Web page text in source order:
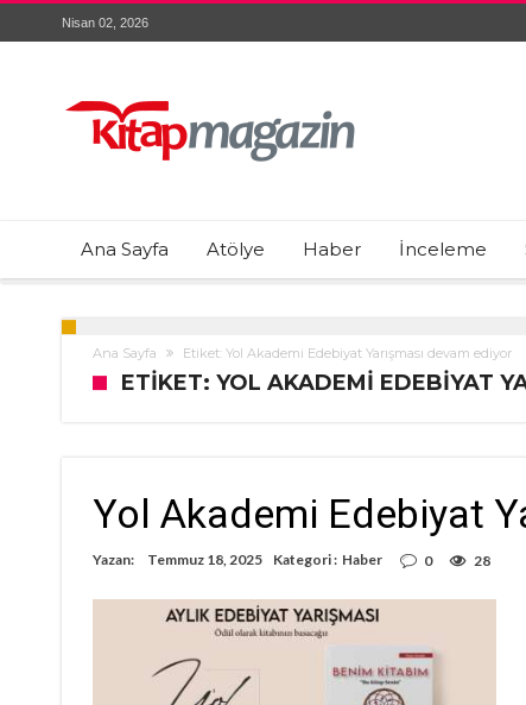
Nisan 02, 2026
Ana Sayfa Atölye Haber İnceleme
Ana Sayfa Etiket: Yol Akademi Edebiyat Yarışması devam ediyor
ETIKET: YOL AKADEMI EDEBIYAT
Yol Akademi Edebiyat
Yazan: Temmuz 18, 2025 Kategori : Haber 0 28